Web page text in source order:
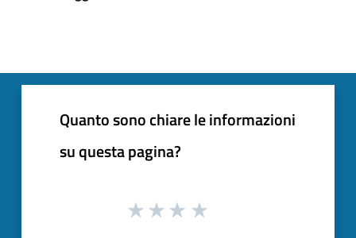
Quanto sono chiare le informazioni
su questa pagina?